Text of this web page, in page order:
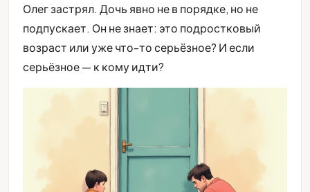
Олег застрял. Дочь явно не в порядке, но не
подпускает. Он не знает: это подростковый
возраст или уже что-то серьёзное? И если
серьёзное — к кому идти?